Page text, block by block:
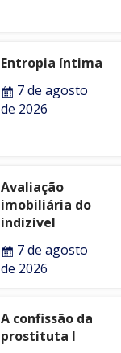
Entropia íntima
7 de agosto
de 2026
Avaliação
imobiliária do
indizível
7 de agosto
de 2026
A confissão da
prostituta I